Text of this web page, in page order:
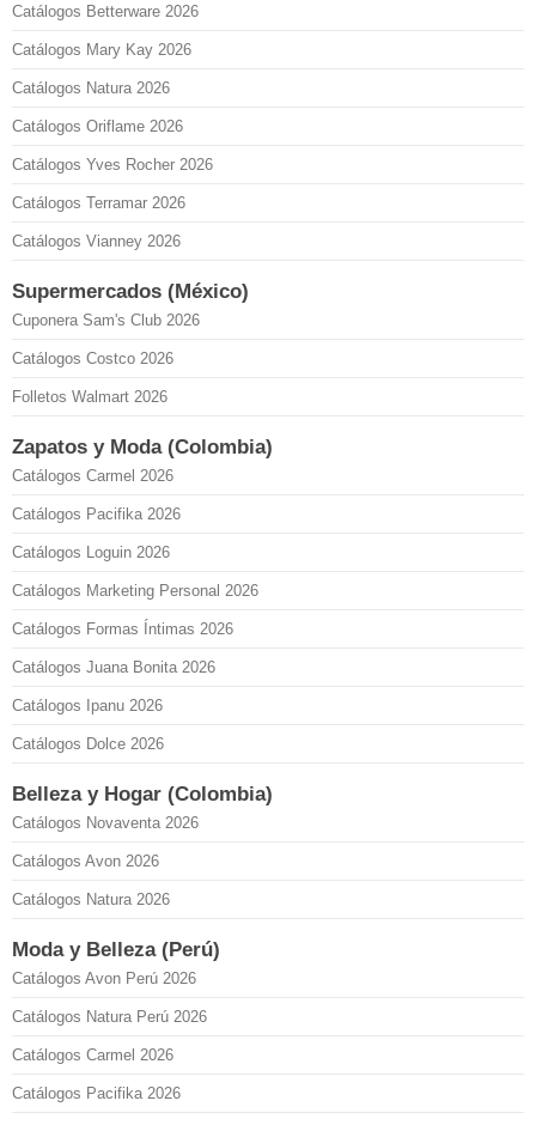
Catálogos Betterware 2026
Catálogos Mary Kay 2026
Catálogos Natura 2026
Catálogos Oriflame 2026
Catálogos Yves Rocher 2026
Catálogos Terramar 2026
Catálogos Vianney 2026
Supermercados (México)
Cuponera Sam's Club 2026
Catálogos Costco 2026
Folletos Walmart 2026
Zapatos y Moda (Colombia)
Catálogos Carmel 2026
Catálogos Pacifika 2026
Catálogos Loguin 2026
Catálogos Marketing Personal 2026
Catálogos Formas Íntimas 2026
Catálogos Juana Bonita 2026
Catálogos Ipanu 2026
Catálogos Dolce 2026
Belleza y Hogar (Colombia)
Catálogos Novaventa 2026
Catálogos Avon 2026
Catálogos Natura 2026
Moda y Belleza (Perú)
Catálogos Avon Perú 2026
Catálogos Natura Perú 2026
Catálogos Carmel 2026
Catálogos Pacifika 2026